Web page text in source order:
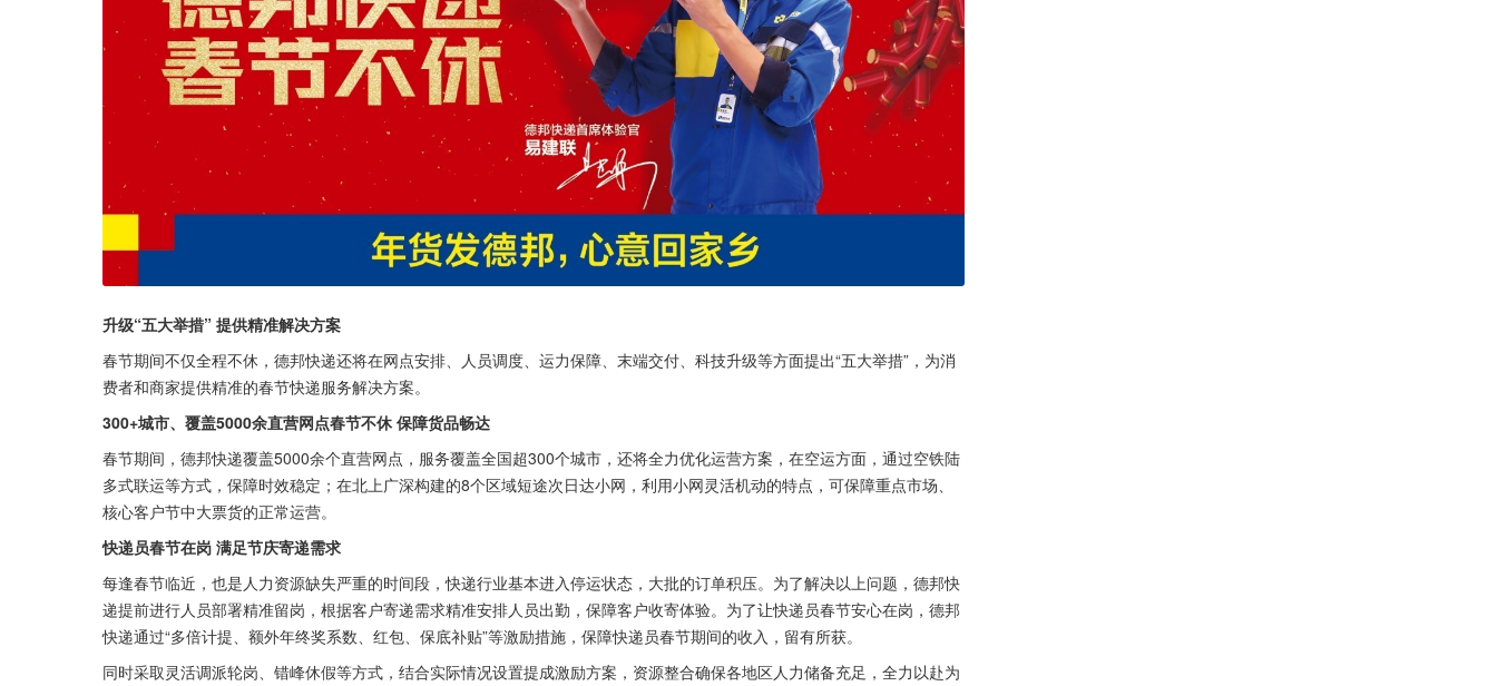
升级“五大举措” 提供精准解决方案
春节期间不仅全程不休，德邦快递还将在网点安排、人员调度、运力保障、末端交付、科技升级等方面提出“五大举措”，为消
费者和商家提供精准的春节快递服务解决方案。
300+城市、覆盖5000余直营网点春节不休 保障货品畅达
春节期间，德邦快递覆盖5000余个直营网点，服务覆盖全国超300个城市，还将全力优化运营方案，在空运方面，通过空铁陆
多式联运等方式，保障时效稳定；在北上广深构建的8个区域短途次日达小网，利用小网灵活机动的特点，可保障重点市场、
核心客户节中大票货的正常运营。
快递员春节在岗 满足节庆寄递需求
每逢春节临近，也是人力资源缺失严重的时间段，快递行业基本进入停运状态，大批的订单积压。为了解决以上问题，德邦快
递提前进行人员部署精准留岗，根据客户寄递需求精准安排人员出勤，保障客户收寄体验。为了让快递员春节安心在岗，德邦
快递通过“多倍计提、额外年终奖系数、红包、保底补贴”等激励措施，保障快递员春节期间的收入，留有所获。
同时采取灵活调派轮岗、错峰休假等方式，结合实际情况设置提成激励方案，资源整合确保各地区人力储备充足，全力以赴为